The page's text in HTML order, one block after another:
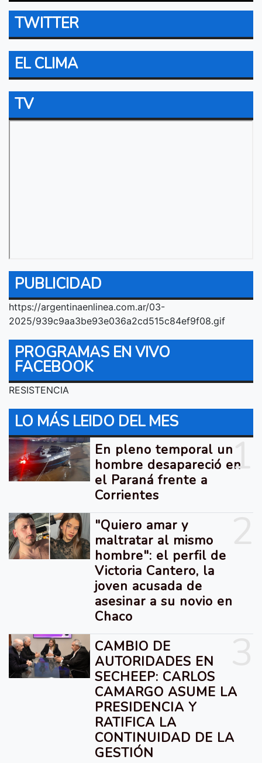
TWITTER
EL CLIMA
TV
PUBLICIDAD
https://argentinaenlinea.com.ar/03-
2025/939c9aa3be93e036a2cd515c84ef9f08.gif
PROGRAMAS EN VIVO
FACEBOOK
RESISTENCIA
LO MÁS LEIDO DEL MES
1
En pleno temporal un
hombre desapareció en
el Paraná frente a
Corrientes
"Quiero amar y
maltratar al mismo
hombre": el perfil de
Victoria Cantero, la
joven acusada de
asesinar a su novio en
Chaco
CAMBIO DE
AUTORIDADES EN
SECHEEP: CARLOS
CAMARGO ASUME LA
PRESIDENCIA Y
RATIFICA LA
CONTINUIDAD DE LA
GESTIÓN